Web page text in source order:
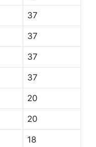
37
37
37
37
20
20
18